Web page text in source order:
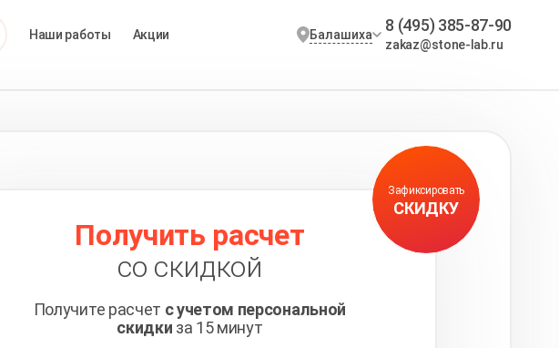
Наши работы Акции Балашиха 8 (495) 385-87-90
zakaz@stone-lab.ru
Зафиксировать
СКИДКУ
Получить расчет
со скидкой
Получите расчет с учетом персональной
скидки за 15 минут